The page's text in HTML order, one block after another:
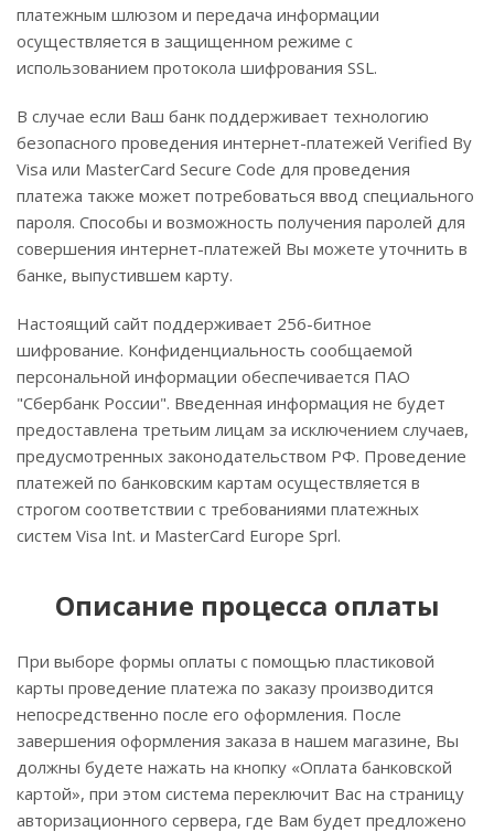
платежным шлюзом и передача информации
осуществляется в защищенном режиме с
использованием протокола шифрования SSL.
В случае если Ваш банк поддерживает технологию
безопасного проведения интернет-платежей Verified By
Visa или MasterCard Secure Code для проведения
платежа также может потребоваться ввод специального
пароля. Способы и возможность получения паролей для
совершения интернет-платежей Вы можете уточнить в
банке, выпустившем карту.
Настоящий сайт поддерживает 256-битное
шифрование. Конфиденциальность сообщаемой
персональной информации обеспечивается ПАО
"Сбербанк России". Введенная информация не будет
предоставлена третьим лицам за исключением случаев,
предусмотренных законодательством РФ. Проведение
платежей по банковским картам осуществляется в
строгом соответствии с требованиями платежных
систем Visa Int. и MasterCard Europe Sprl.
Описание процессa оплаты
При выборе формы оплаты с помощью пластиковой
карты проведение платежа по заказу производится
непосредственно после его оформления. После
завершения оформления заказа в нашем магазине, Вы
должны будете нажать на кнопку «Оплата банковской
картой», при этом система переключит Вас на страницу
авторизационного сервера, где Вам будет предложено